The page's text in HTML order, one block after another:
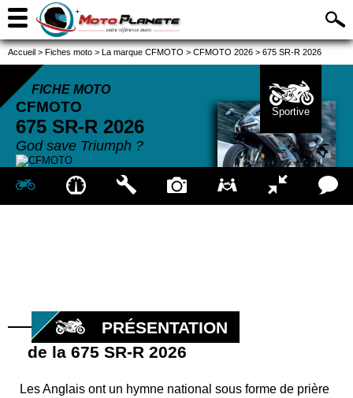
Accueil > Fiches moto > La marque CFMOTO > CFMOTO 2026 > 675 SR-R 2026
FICHE MOTO
CFMOTO
675 SR-R 2026
God save Triumph ?
Sportive
PRÉSENTATION
de la 675 SR-R 2026
Les Anglais ont un hymne national sous forme de prière